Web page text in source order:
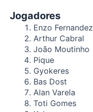
Jogadores
Enzo Fernandez
Arthur Cabral
João Moutinho
Pique
Gyokeres
Bas Dost
Alan Varela
Toti Gomes